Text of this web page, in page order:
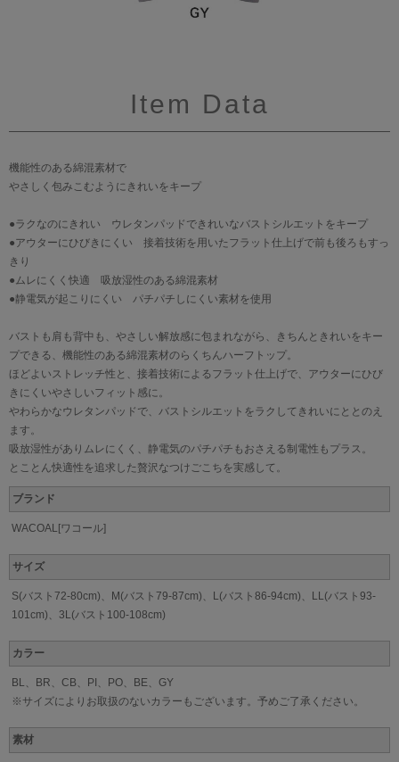
Item Data
機能性のある綿混素材で
やさしく包みこむようにきれいをキープ
●ラクなのにきれい ウレタンパッドできれいなバストシルエットをキープ
●アウターにひびきにくい 接着技術を用いたフラット仕上げで前も後ろもすっ
きり
●ムレにくく快適 吸放湿性のある綿混素材
●静電気が起こりにくい パチパチしにくい素材を使用
バストも肩も背中も、やさしい解放感に包まれながら、きちんときれいをキー
プできる、機能性のある綿混素材のらくちんハーフトップ。
ほどよいストレッチ性と、接着技術によるフラット仕上げで、アウターにひび
きにくいやさしいフィット感に。
やわらかなウレタンパッドで、バストシルエットをラクしてきれいにととのえ
ます。
吸放湿性がありムレにくく、静電気のパチパチもおさえる制電性もプラス。
とことん快適性を追求した贅沢なつけごこちを実感して。
ブランド
WACOAL[ワコール]
サイズ
S(バスト72-80cm)、M(バスト79-87cm)、L(バスト86-94cm)、LL(バスト93-
101cm)、3L(バスト100-108cm)
カラー
BL、BR、CB、PI、PO、BE、GY
※サイズによりお取扱のないカラーもございます。予めご了承ください。
素材